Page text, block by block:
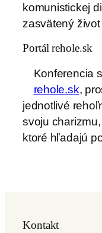
komunistickej
zasvätený život
Portál rehole.sk
Konferencia
rehole.sk,
jednotlivé
svoju
ktoré hľadajú
Kontakt